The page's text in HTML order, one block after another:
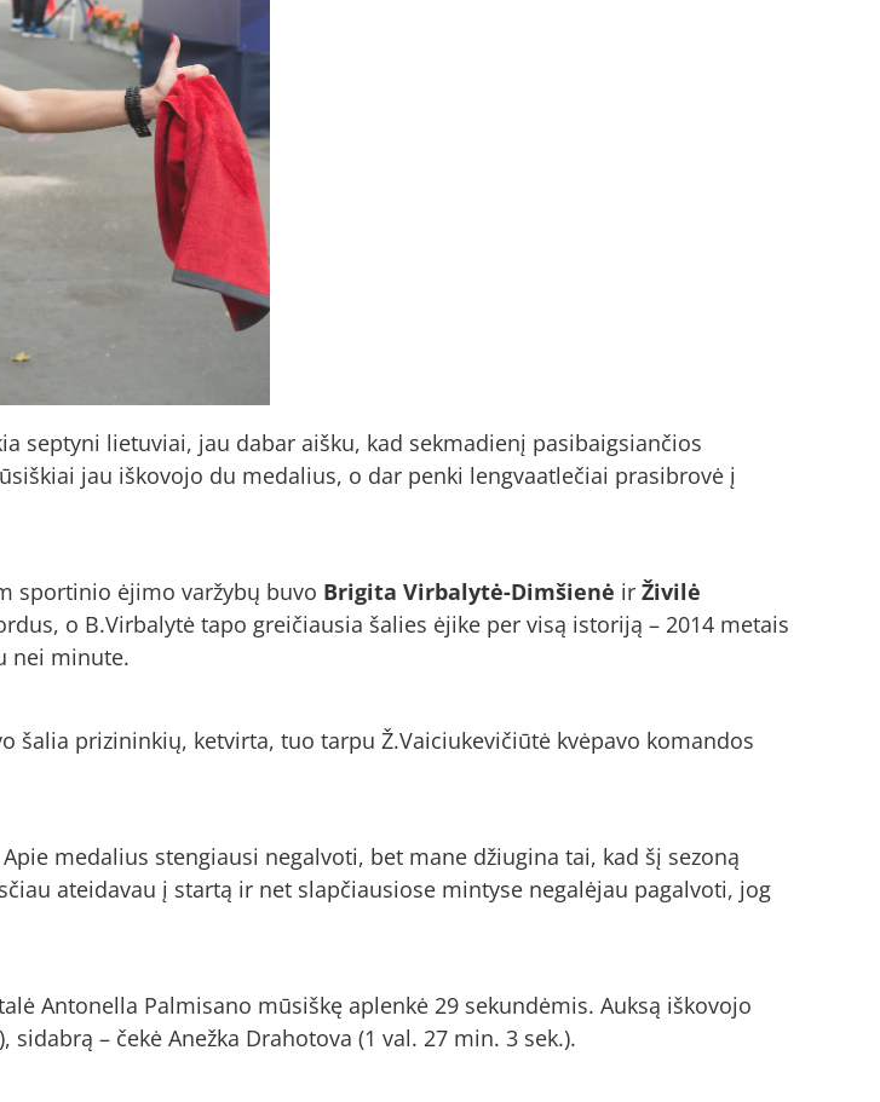
septyni lietuviai, jau dabar aišku, kad sekmadienį pasibaigsiančios
jau iškovojo du medalius, o dar penki lengvaatlečiai prasibrovė į
sportinio ėjimo varžybų buvo Brigita Virbalytė-Dimšienė ir Živilė
o B.Virbalytė tapo greičiausia šalies ėjike per visą istoriją – 2014 metais
nei minute.
šalia prizininkių, ketvirta, tuo tarpu Ž.Vaiciukevičiūtė kvėpavo komandos
medalius stengiausi negalvoti, bet mane džiugina tai, kad šį sezoną
ateidavau į startą ir net slapčiausiose mintyse negalėjau pagalvoti, jog
Antonella Palmisano mūsiškę aplenkė 29 sekundėmis. Auksą iškovojo
– čekė Anežka Drahotova (1 val. 27 min. 3 sek.).